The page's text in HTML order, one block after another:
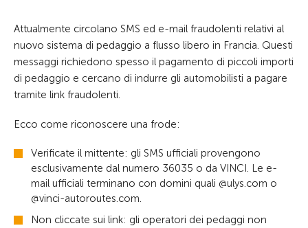
Attualmente circolano SMS ed e-mail fraudolenti relativi al
nuovo sistema di pedaggio a flusso libero in Francia. Questi
messaggi richiedono spesso il pagamento di piccoli importi
di pedaggio e cercano di indurre gli automobilisti a pagare
tramite link fraudolenti.
Ecco come riconoscere una frode:
Verificate il mittente: gli SMS ufficiali provengono
esclusivamente dal numero 36035 o da VINCI. Le e-
mail ufficiali terminano con domini quali @ulys.com o
@vinci-autoroutes.com.
Non cliccate sui link: gli operatori dei pedaggi non